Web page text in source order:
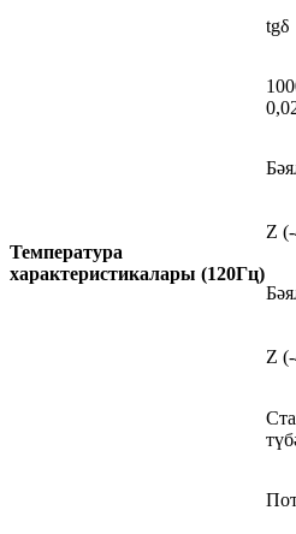
tgδ
Температура
характеристикалары (120Гц)
Z
Z